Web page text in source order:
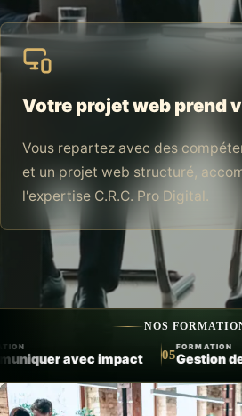
Votre projet web prend
Vous repartez avec des
et un projet web structuré,
l'expertise C.R.C. Pro Digital.
NOS
des conflits 06
FORMATION
Stratégie